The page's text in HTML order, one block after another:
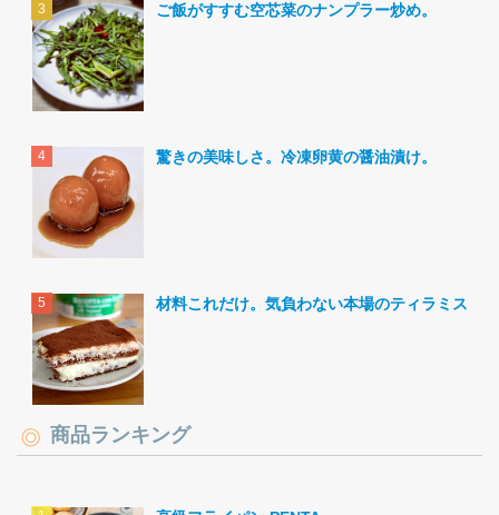
ご飯がすすむ空芯菜のナンプラー炒め。
驚きの美味しさ。冷凍卵黄の醤油漬け。
材料これだけ。気負わない本場のティラミス。
商品ランキング